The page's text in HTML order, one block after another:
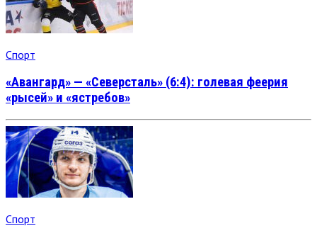
Спорт
«Авангард» — «Северсталь» (6:4): голевая феерия
«рысей» и «ястребов»
Спорт